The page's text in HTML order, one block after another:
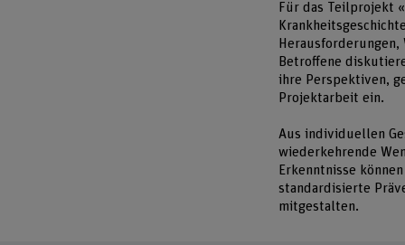
Für das Teilprojekt
Betroffene
ihre Perspektiven,
Projektarbeit ein.
Aus individuellen
wiederkehrende
Erkenntnisse
standardisierte
mitgestalten.